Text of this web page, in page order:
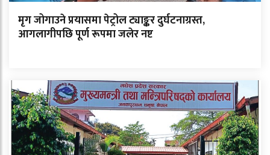
मृग जोगाउने प्रयासमा पेट्रोल ट्याङ्कर दुर्घटनाग्रस्त,
आगलागीपछि पूर्ण रूपमा जलेर नष्ट